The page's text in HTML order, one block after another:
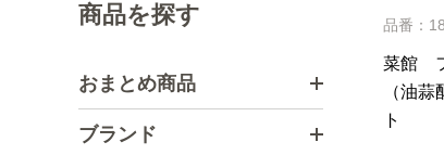
商品を探す
おまとめ商品
ブランド
品番：
菜館
（油
ト